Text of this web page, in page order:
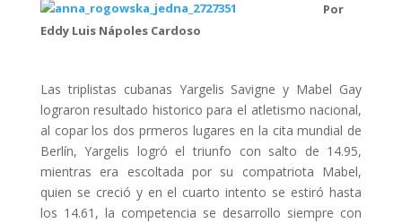
Por
Eddy Luis Nápoles Cardoso
Las triplistas cubanas Yargelis Savigne y Mabel Gay
lograron resultado historico para el atletismo nacional,
al copar los dos prmeros lugares en la cita mundial de
Berlín, Yargelis logró el triunfo con salto de 14.95,
mientras era escoltada por su compatriota Mabel,
quien se creció y en el cuarto intento se estiró hasta
los 14.61, la competencia se desarrollo siempre con